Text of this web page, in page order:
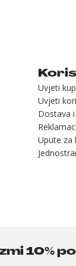
Uvjeti
Uvjeti
Dostava
Upute za
10%